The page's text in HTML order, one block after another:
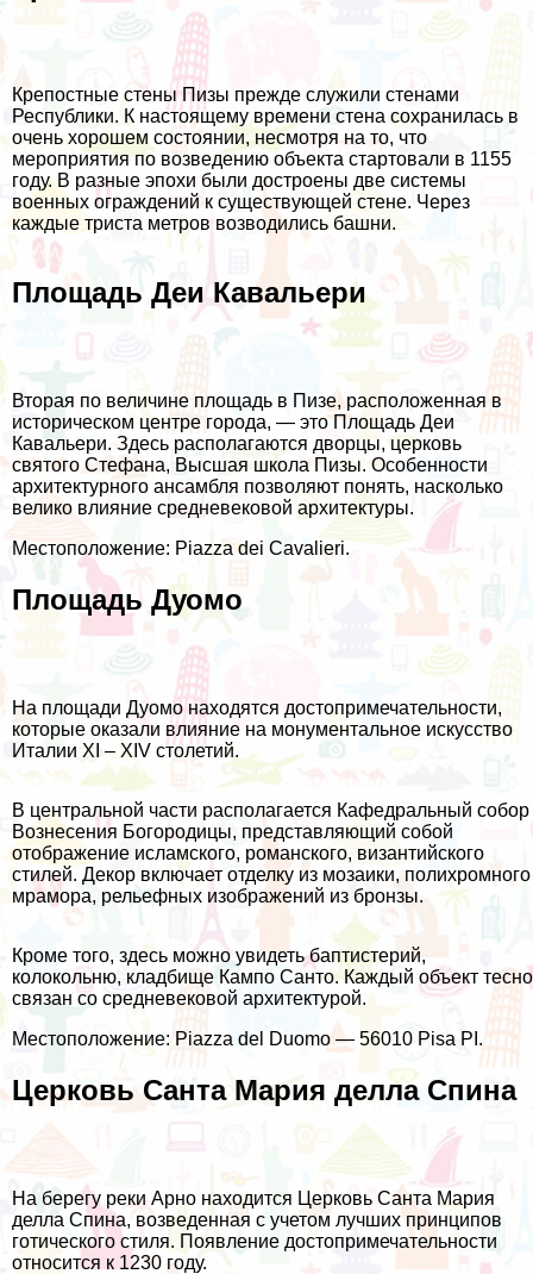
Крепостные стены Пизы прежде служили стенами
Республики. К настоящему времени стена сохранилась в
очень хорошем состоянии, несмотря на то, что
мероприятия по возведению объекта стартовали в 1155
году. В разные эпохи были достроены две системы
военных ограждений к существующей стене. Через
каждые триста метров возводились башни.
Площадь Деи Кавальери
Вторая по величине площадь в Пизе, расположенная в
историческом центре города, — это Площадь Деи
Кавальери. Здесь располагаются дворцы, церковь
святого Стефана, Высшая школа Пизы. Особенности
архитектурного ансамбля позволяют понять, насколько
велико влияние средневековой архитектуры.
Местоположение: Рiazza dei Cavalieri.
Площадь Дуомо
На площади Дуомо находятся достопримечательности,
которые оказали влияние на монументальное искусство
Италии XI – XIV столетий.
В центральной части располагается Кафедральный собор
Вознесения Богородицы, представляющий собой
отображение исламского, романского, византийского
стилей. Декор включает отделку из мозаики, полихромного
мрамора, рельефных изображений из бронзы.
Кроме того, здесь можно увидеть баптистерий,
колокольню, кладбище Кампо Санто. Каждый объект тесно
связан со средневековой архитектурой.
Местоположение: Piazza del Duomo — 56010 Pisa PI.
Церковь Санта Мария делла Спина
На берегу реки Арно находится Церковь Санта Мария
делла Спина, возведенная с учетом лучших принципов
готического стиля. Появление достопримечательности
относится к 1230 году.